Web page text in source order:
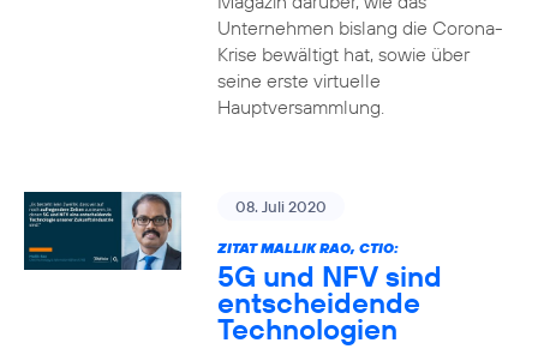
Unternehmen bislang die Corona-
Krise bewältigt hat, sowie über
seine erste virtuelle
Hauptversammlung.
08. Juli 2020
ZITAT MALLIK RAO, CTIO:
5G und NFV sind
entscheidende
Technologien